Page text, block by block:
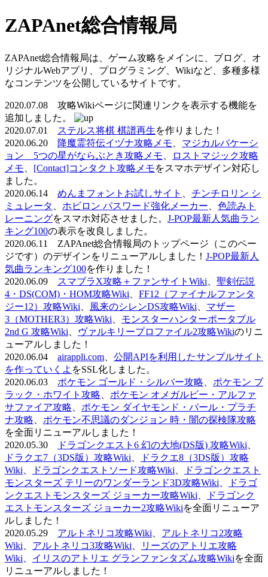
ZAPAnet総合情報局
ZAPAnet総合情報局は、ゲーム攻略をメインに、ブログ、オ
リジナルWebアプリ、プログラミング、Wikiなど、多種多様
なコンテンツを公開しているサイトです。
2020.07.08 攻略Wikiページに関連リンクを表示する機能を
追加しました。
2020.07.01
ステルス将棋 棋譜再生を作りました！
2020.06.20
降魔霊符伝イヅナ攻略メモ
マジカルバケーシ
ョン 5つの星がならぶとき攻略メモ
ロストマジック攻略
メモ
[Contact]コンタクト攻略メモをスマホデザイン対応し
ました。
2020.06.14 めんまフォントお試しサイト
チンチロリン シ
ミュレータ
ホビロン パスワード強化メーカー
色読みト
レーニングをスマホ対応させました。 J-POP最新人気曲ラン
キング100の表示を改良しました。
2020.06.11 ZAPAnet総合情報局のトップページ（このペー
ジです）のデザインをリニューアルしました！ J-POP最新人
気曲ランキング100を作りました！
2020.06.09
スマブラX攻略＋ファンサイトWiki
聖剣伝説
4・DS(COM)・HOM攻略Wiki
FF12（ファイナルファンタ
ジー12）攻略Wiki
風来のシレンDS攻略Wiki
マザー
3（MOTHER3）攻略Wiki
モンスターハンターポータブル
2nd G 攻略Wiki
ヴァルキリープロファイル2攻略Wikiのリニ
ューアルしました！
2020.06.04 airappli.com
公開APIを利用したサンプルサイト
を作っていくよ をSSL化しました。
2020.06.03 ポケモン ゴールド・シルバー攻略
ポケモン ブ
ラック・ホワイト攻略
ポケモン オメガルビー・アルファ
サファイア攻略
ポケモン ダイヤモンド・パール・プラチ
ナ攻略
ポケモン不思議のダンジョン 時・闇の探検隊攻略
を全面リニューアルしました！
2020.05.30
ドラゴンクエスト6 幻の大地(DS版) 攻略Wiki
ドラクエ7（3DS版）攻略Wiki
ドラクエ8（3DS版）攻略
Wiki
ドラゴンクエストソード攻略Wiki
ドラゴンクエスト
モンスターズ テリーのワンダーランド3D攻略Wiki
ドラゴ
ンクエストモンスターズ ジョーカー攻略Wiki
ドラゴンク
エストモンスターズ ジョーカー2攻略Wikiを全面リニューア
ルしました！
2020.05.29 アルトネリコ攻略Wiki
アルトネリコ2攻略
Wiki
アルトネリコ3攻略Wiki
リーズのアトリエ攻略
Wiki
イリスのアトリエ グランファンタズム攻略Wikiを全面
リニューアルしました！